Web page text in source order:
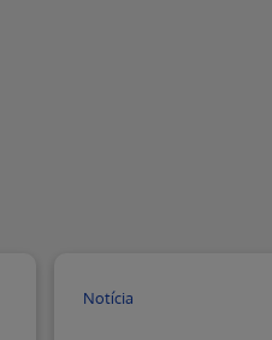
Notícia